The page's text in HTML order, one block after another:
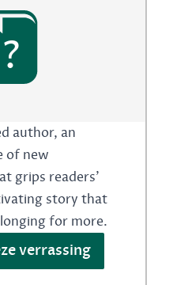
?
author, an
of new
grips readers'
story that
for more.
verrassing